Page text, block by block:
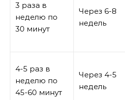
3 раза в
неделю по
30 минут
Через 6-8
недель
4-5 раз в
неделю по
45-60 минут
Через 4-5
недель